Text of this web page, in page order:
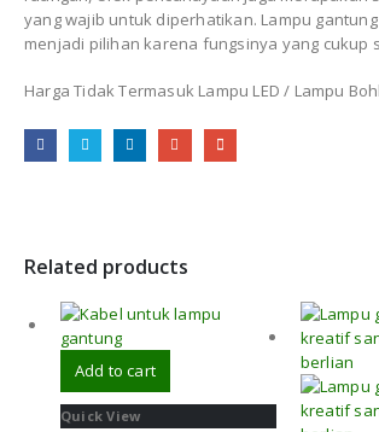
yang wajib untuk diperhatikan. Lampu
menjadi pilihan karena fungsinya yang cukup
Harga Tidak Termasuk Lampu LED / Lampu
Related products
Add to cart
Quick View